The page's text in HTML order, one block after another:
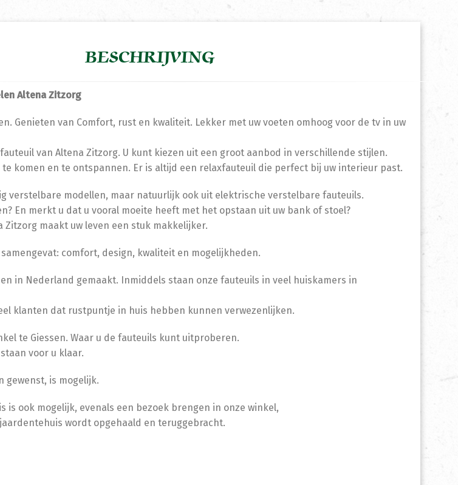
BESCHRIJVING
Altena Zitzorg
Genieten van Comfort, rust en kwaliteit. Lekker met uw voeten omhoog voor de tv in uw
van Altena Zitzorg. U kunt kiezen uit een groot aanbod in verschillende stijlen.
te komen en te ontspannen. Er is altijd een relaxfauteuil die perfect bij uw interieur past.
verstelbare modellen, maar natuurlijk ook uit elektrische verstelbare fauteuils.
En merkt u dat u vooral moeite heeft met het opstaan uit uw bank of stoel?
Zitzorg maakt uw leven een stuk makkelijker.
comfort, design, kwaliteit en mogelijkheden.
in Nederland gemaakt. Inmiddels staan onze fauteuils in veel huiskamers in
klanten dat rustpuntje in huis hebben kunnen verwezenlijken.
te Giessen. Waar u de fauteuils kunt uitproberen.
voor u klaar.
gewenst, is mogelijk.
is ook mogelijk, evenals een bezoek brengen in onze winkel,
wordt opgehaald en teruggebracht.